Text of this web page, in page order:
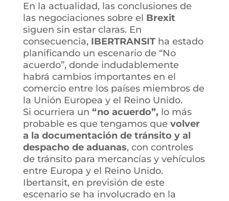
En la actualidad, las conclusiones de
las negociaciones sobre el Brexit
siguen sin estar claras. En
consecuencia, IBERTRANSIT ha estado
planificando un escenario de “No
acuerdo”, donde indudablemente
habrá cambios importantes en el
comercio entre los países miembros de
la Unión Europea y el Reino Unido.
Si ocurriera un “no acuerdo”, lo más
probable es que tengamos que volver
a la documentación de tránsito y al
despacho de aduanas, con controles
de tránsito para mercancías y vehículos
entre Europa y el Reino Unido.
Ibertansit, en previsión de este
escenario se ha involucrado en la